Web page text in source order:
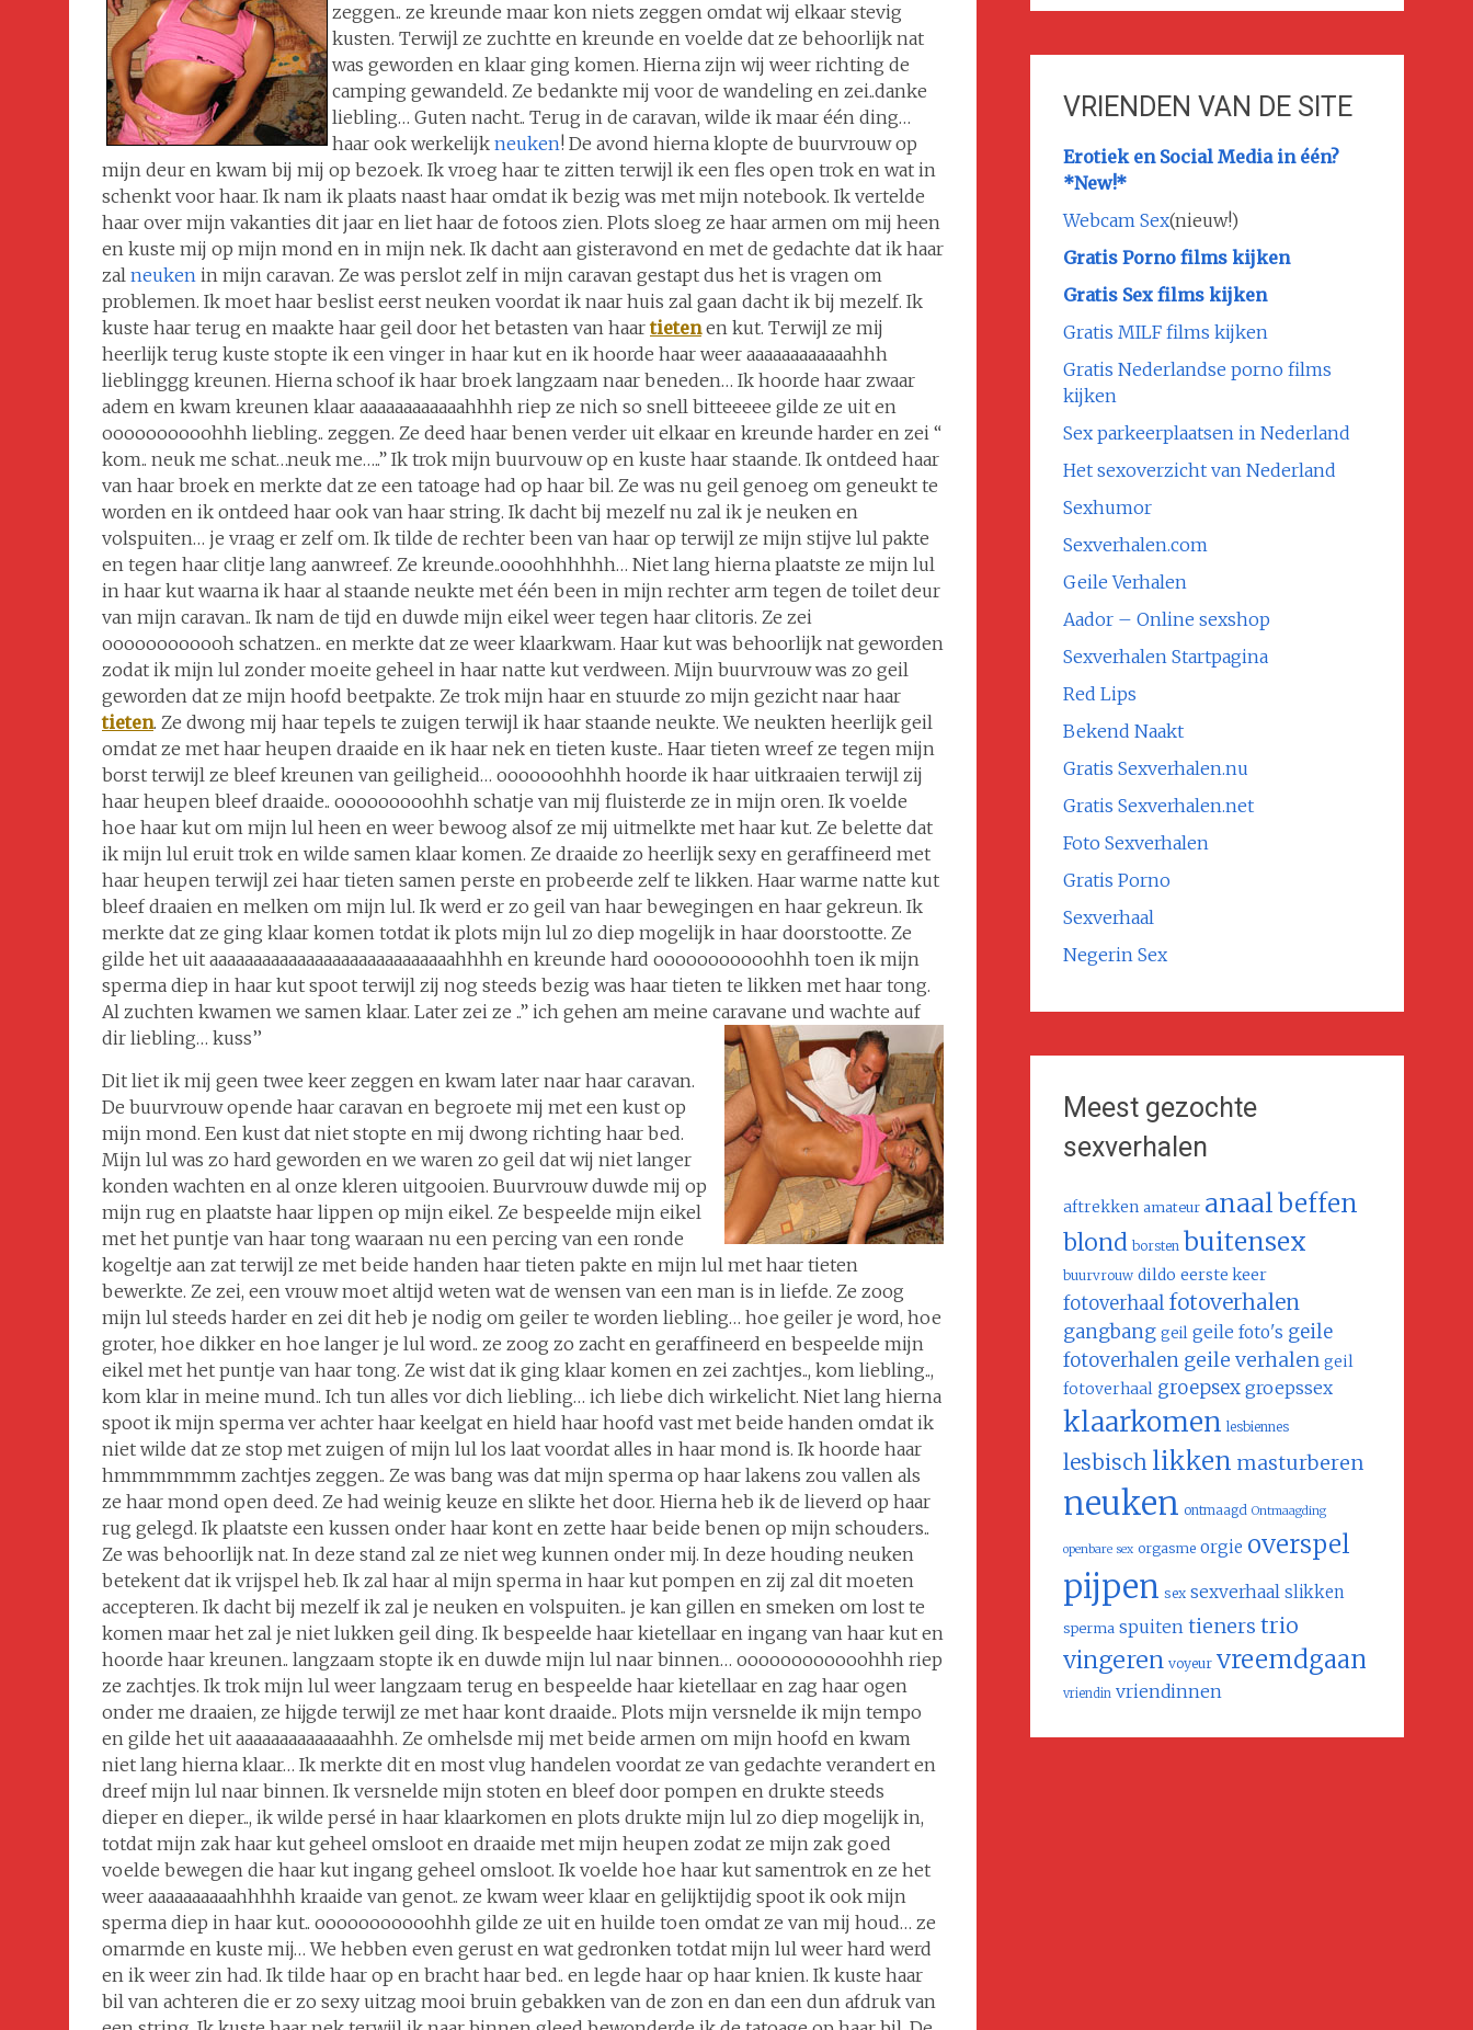
zeggen.. ze kreunde maar kon niets zeggen omdat wij elkaar stevig
kusten. Terwijl ze zuchtte en kreunde en voelde dat ze behoorlijk nat
was geworden en klaar ging komen. Hierna zijn wij weer richting de
camping gewandeld. Ze bedankte mij voor de wandeling en zei..danke
liebling… Guten nacht.. Terug in de caravan, wilde ik maar één ding…
haar ook werkelijk neuken! De avond hierna klopte de buurvrouw op
mijn deur en kwam bij mij op bezoek. Ik vroeg haar te zitten terwijl ik een fles open trok en wat in
schenkt voor haar. Ik nam ik plaats naast haar omdat ik bezig was met mijn notebook. Ik vertelde
haar over mijn vakanties dit jaar en liet haar de fotoos zien. Plots sloeg ze haar armen om mij heen
en kuste mij op mijn mond en in mijn nek. Ik dacht aan gisteravond en met de gedachte dat ik haar
zal neuken in mijn caravan. Ze was perslot zelf in mijn caravan gestapt dus het is vragen om
problemen. Ik moet haar beslist eerst neuken voordat ik naar huis zal gaan dacht ik bij mezelf. Ik
kuste haar terug en maakte haar geil door het betasten van haartietenen kut. Terwijl ze mij
heerlijk terug kuste stopte ik een vinger in haar kut en ik hoorde haar weer aaaaaaaaaaaahhh
lieblinggg kreunen. Hierna schoof ik haar broek langzaam naar beneden… Ik hoorde haar zwaar
adem en kwam kreunen klaar aaaaaaaaaaaahhhh riep ze nich so snell bitteeeee gilde ze uit en
oooooooooohhh liebling.. zeggen. Ze deed haar benen verder uit elkaar en kreunde harder en zei “
kom.. neuk me schat…neuk me…..” Ik trok mijn buurvouw op en kuste haar staande. Ik ontdeed haar
van haar broek en merkte dat ze een tatoage had op haar bil. Ze was nu geil genoeg om geneukt te
worden en ik ontdeed haar ook van haar string. Ik dacht bij mezelf nu zal ik je neuken en
volspuiten… je vraag er zelf om. Ik tilde de rechter been van haar op terwijl ze mijn stijve lul pakte
en tegen haar clitje lang aanwreef. Ze kreunde..oooohhhhhh… Niet lang hierna plaatste ze mijn lul
in haar kut waarna ik haar al staande neukte met één been in mijn rechter arm tegen de toilet deur
van mijn caravan.. Ik nam de tijd en duwde mijn eikel weer tegen haar clitoris. Ze zei
oooooooooooh schatzen.. en merkte dat ze weer klaarkwam. Haar kut was behoorlijk nat geworden
zodat ik mijn lul zonder moeite geheel in haar natte kut verdween. Mijn buurvrouw was zo geil
geworden dat ze mijn hoofd beetpakte. Ze trok mijn haar en stuurde zo mijn gezicht naar haar
tieten. Ze dwong mij haar tepels te zuigen terwijl ik haar staande neukte. We neukten heerlijk geil
omdat ze met haar heupen draaide en ik haar nek en tieten kuste.. Haar tieten wreef ze tegen mijn
borst terwijl ze bleef kreunen van geiligheid… ooooooohhhh hoorde ik haar uitkraaien terwijl zij
haar heupen bleef draaide.. ooooooooohhh schatje van mij fluisterde ze in mijn oren. Ik voelde
hoe haar kut om mijn lul heen en weer bewoog alsof ze mij uitmelkte met haar kut. Ze belette dat
ik mijn lul eruit trok en wilde samen klaar komen. Ze draaide zo heerlijk sexy en geraffineerd met
haar heupen terwijl zei haar tieten samen perste en probeerde zelf te likken. Haar warme natte kut
bleef draaien en melken om mijn lul. Ik werd er zo geil van haar bewegingen en haar gekreun. Ik
merkte dat ze ging klaar komen totdat ik plots mijn lul zo diep mogelijk in haar doorstootte. Ze
gilde het uit aaaaaaaaaaaaaaaaaaaaaaaaaaaahhhh en kreunde hard ooooooooooohhh toen ik mijn
sperma diep in haar kut spoot terwijl zij nog steeds bezig was haar tieten te likken met haar tong.
Al zuchten kwamen we samen klaar. Later zei ze ..” ich gehen am meine caravane und wachte auf
dir liebling… kuss’’
Dit liet ik mij geen twee keer zeggen en kwam later naar haar caravan.
De buurvrouw opende haar caravan en begroete mij met een kust op
mijn mond. Een kust dat niet stopte en mij dwong richting haar bed.
Mijn lul was zo hard geworden en we waren zo geil dat wij niet langer
konden wachten en al onze kleren uitgooien. Buurvrouw duwde mij op
mijn rug en plaatste haar lippen op mijn eikel. Ze bespeelde mijn eikel
met het puntje van haar tong waaraan nu een percing van een ronde
kogeltje aan zat terwijl ze met beide handen haar tieten pakte en mijn lul met haar tieten
bewerkte. Ze zei, een vrouw moet altijd weten wat de wensen van een man is in liefde. Ze zoog
mijn lul steeds harder en zei dit heb je nodig om geiler te worden liebling… hoe geiler je word, hoe
groter, hoe dikker en hoe langer je lul word.. ze zoog zo zacht en geraffineerd en bespeelde mijn
eikel met het puntje van haar tong. Ze wist dat ik ging klaar komen en zei zachtjes.., kom liebling..,
kom klar in meine mund.. Ich tun alles vor dich liebling… ich liebe dich wirkelicht. Niet lang hierna
spoot ik mijn sperma ver achter haar keelgat en hield haar hoofd vast met beide handen omdat ik
niet wilde dat ze stop met zuigen of mijn lul los laat voordat alles in haar mond is. Ik hoorde haar
hmmmmmmm zachtjes zeggen.. Ze was bang was dat mijn sperma op haar lakens zou vallen als
ze haar mond open deed. Ze had weinig keuze en slikte het door. Hierna heb ik de lieverd op haar
rug gelegd. Ik plaatste een kussen onder haar kont en zette haar beide benen op mijn schouders..
Ze was behoorlijk nat. In deze stand zal ze niet weg kunnen onder mij. In deze houding neuken
betekent dat ik vrijspel heb. Ik zal haar al mijn sperma in haar kut pompen en zij zal dit moeten
accepteren. Ik dacht bij mezelf ik zal je neuken en volspuiten.. je kan gillen en smeken om lost te
komen maar het zal je niet lukken geil ding. Ik bespeelde haar kietellaar en ingang van haar kut en
hoorde haar kreunen.. langzaam stopte ik en duwde mijn lul naar binnen… oooooooooooohhh riep
ze zachtjes. Ik trok mijn lul weer langzaam terug en bespeelde haar kietellaar en zag haar ogen
onder me draaien, ze hijgde terwijl ze met haar kont draaide.. Plots mijn versnelde ik mijn tempo
en gilde het uit aaaaaaaaaaaaaahhh. Ze omhelsde mij met beide armen om mijn hoofd en kwam
niet lang hierna klaar… Ik merkte dit en most vlug handelen voordat ze van gedachte verandert en
dreef mijn lul naar binnen. Ik versnelde mijn stoten en bleef door pompen en drukte steeds
dieper en dieper.., ik wilde persé in haar klaarkomen en plots drukte mijn lul zo diep mogelijk in,
totdat mijn zak haar kut geheel omsloot en draaide met mijn heupen zodat ze mijn zak goed
voelde bewegen die haar kut ingang geheel omsloot. Ik voelde hoe haar kut samentrok en ze het
weer aaaaaaaaaahhhhh kraaide van genot.. ze kwam weer klaar en gelijktijdig spoot ik ook mijn
sperma diep in haar kut.. ooooooooooohhh gilde ze uit en huilde toen omdat ze van mij houd… ze
omarmde en kuste mij… We hebben even gerust en wat gedronken totdat mijn lul weer hard werd
en ik weer zin had. Ik tilde haar op en bracht haar bed.. en legde haar op haar knien. Ik kuste haar
bil van achteren die er zo sexy uitzag mooi bruin gebakken van de zon en dan een dun afdruk van
VRIENDEN VAN DE SITE
Erotiek en Social Media in één?
*New!*
Webcam Sex(nieuw!)
Gratis Porno films kijken
Gratis Sex films kijken
Gratis MILF films kijken
Gratis Nederlandse porno films
kijken
Sex parkeerplaatsen in Nederland
Het sexoverzicht van Nederland
Sexhumor
Sexverhalen.com
Geile Verhalen
Aador – Online sexshop
Sexverhalen Startpagina
Red Lips
Bekend Naakt
Gratis Sexverhalen.nu
Gratis Sexverhalen.net
Foto Sexverhalen
Gratis Porno
Sexverhaal
Negerin Sex
Meest gezochte
sexverhalen
aftrekken amateur anaalbeffen
blond borsten buitensex
buurvrouw dildo eerste keer
fotoverhaal fotoverhalen
gangbang geil geile foto's geile
fotoverhalen geile verhalen geil
fotoverhaal groepsex groepssex
klaarkomen lesbiennes
lesbisch likken masturberen
neuken ontmaagd Ontmaagding
openbare sex orgasme orgie overspel
pijpen sex sexverhaal slikken
sperma spuiten tieners trio
vingeren voyeur vreemdgaan
vriendin vriendinnen